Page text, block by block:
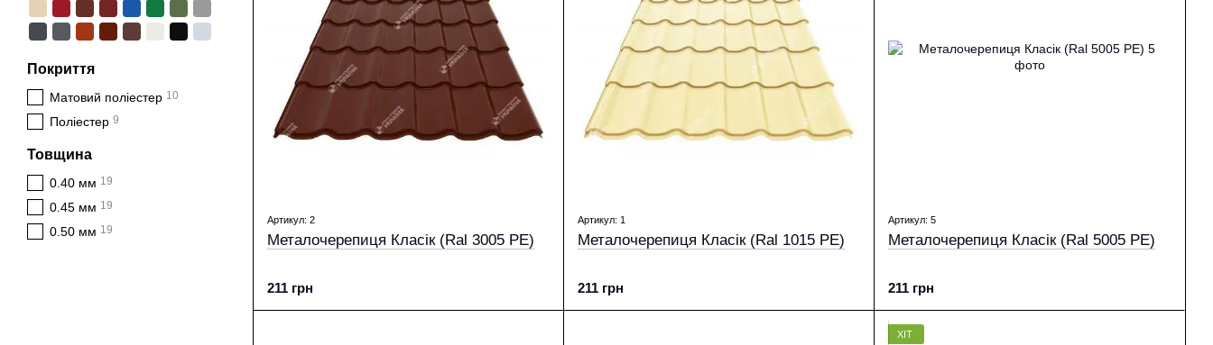
Артикул: 2
Металочерепиця Класік (Ral 3005 PE)
211 грн
Артикул: 1
Металочерепиця Класік (Ral 1015 PE)
211 грн
Артикул: 5
Металочерепиця Класік (Ral 5005 PE)
211 грн
ХІТ
Покриття
Матовий поліестер 10
Поліестер 9
Товщина
0.40 мм 19
0.45 мм 19
0.50 мм 19